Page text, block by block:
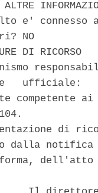
ALTRE
e' connesso
NO
DI RICORSO
ufficiale:
competente
di
o dalla
dell'atto